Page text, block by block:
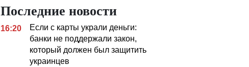
Последние новости
16:20
Если с карты украли деньги:
банки не поддержали закон,
который должен был защитить
украинцев